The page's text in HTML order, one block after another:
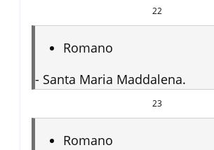
22
Romano
- Santa Maria Maddalena.
23
Romano